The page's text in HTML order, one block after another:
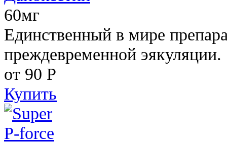
60мг
Единственный в мире
преждевременной эякуляции.
от 90 Р
Купить